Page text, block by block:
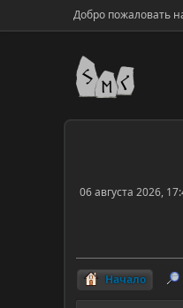
Добро пожаловать
06 августа 2026,
Начало